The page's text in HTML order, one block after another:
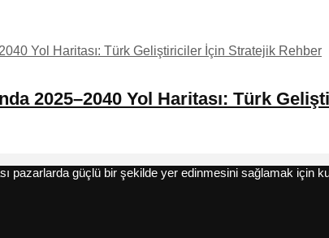
2025–2040 Yol Haritası: Türk
pazarlarda güçlü bir şekilde yer edinmesini sağlamak